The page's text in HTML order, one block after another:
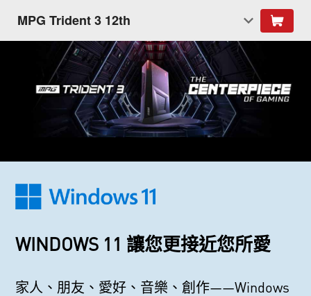
MPG Trident 3 12th
WINDOWS 11 讓您更接近您所愛
家人、朋友、愛好、音樂、創作——Windows